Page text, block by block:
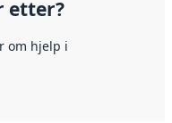
etter?
om hjelp i